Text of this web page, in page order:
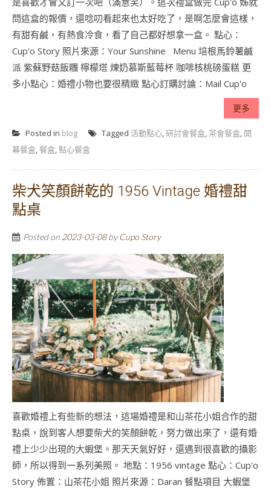
問這盒的報價，還唸叨看起來也太好吃了，是啊怎麼會這樣，
有甜有鹹，有熱食冷食，看了自己都好想拿一盒。 點心：
Cup'o Story 照片來源：Your Sunshine Menu 培根馬鈴薯鹹
派 紫蘇野菇飯糰 檸檬塔 煉奶慕斯藍莓杯 咖啡核桃磅蛋糕 更
多小點心：婚禮小物也要很精緻 點心訂購討論：Mail Cup'o
更多
Posted in blog Tagged 活動點心,研討會餐盒,茶會餐盒, 開
幕餐盒, 餐盒,點心餐盒
柴犬笑顏餅乾的 1956 Vintage 婚禮甜
點桌
Posted on 2023-03-08by Cupo Story
喜歡婚禮上有些新的想法，這場婚禮是和山茶花小姐合作的甜
點桌，說到客人想要柴犬的笑顏餅乾，努力做出來了，還有婚
禮上少少出現的大蝦堡。那天天氣好好，還遇到很喜歡的攝影
師，所以得到一系列美照。 地點：1956 vintage 點心：Cup'o
Story 佈置：山茶花小姐 照片來源：Daran 餐點項目 大蝦堡